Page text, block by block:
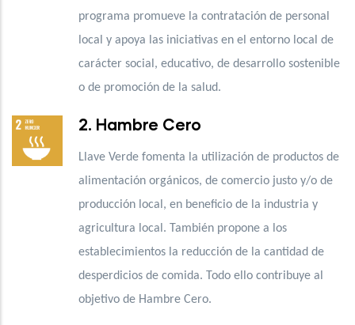
programa promueve la contratación de personal
local y apoya las iniciativas en el entorno local de
carácter social, educativo, de desarrollo sostenible
o de promoción de la salud.
2. Hambre Cero
Llave Verde fomenta la utilización de productos de
alimentación orgánicos, de comercio justo y/o de
producción local, en beneficio de la industria y
agricultura local. También propone a los
establecimientos la reducción de la cantidad de
desperdicios de comida. Todo ello contribuye al
objetivo de Hambre Cero.